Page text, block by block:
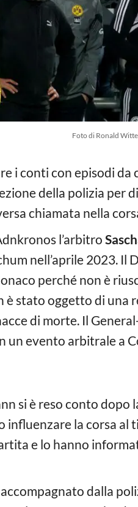
Foto di Ronald
i conti con episodi
della polizia per
chiamata nella
l’arbitro
nell’aprile 2023.
perché non è
è stato oggetto di una
di morte. Il
un evento arbitrale a
si è reso conto
influenzare la corsa
e lo hanno
dalla